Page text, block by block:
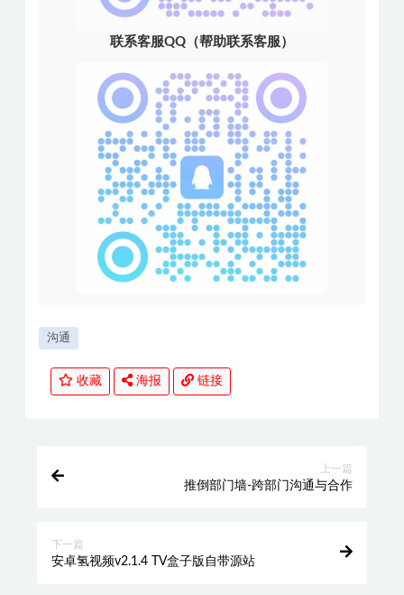
联系客服QQ（帮助联系客服）
沟通
收藏 海报 链接
上一篇
推倒部门墙-跨部门沟通与合作
下一篇
安卓氢视频v2.1.4 TV盒子版自带源站